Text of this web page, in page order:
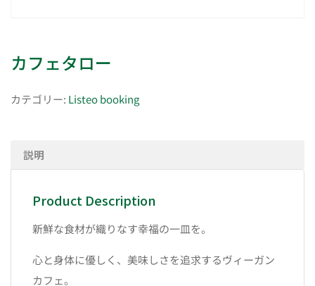
カフェタロー
カテゴリー: Listeo booking
説明
Product Description
新鮮な食材が織りなす幸福の一皿を。
心と身体に優しく、美味しさを追求するヴィーガン
カフェ。